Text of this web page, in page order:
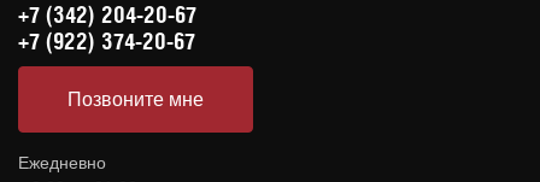
+7 (342) 204-20-67
+7 (922) 374-20-67
Позвоните мне
Ежедневно